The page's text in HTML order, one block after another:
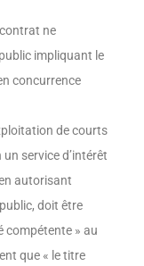
ne
impliquant le
concurrence
de courts
service d’intérêt
autorisant
doit être
compétente » au
que « le titre